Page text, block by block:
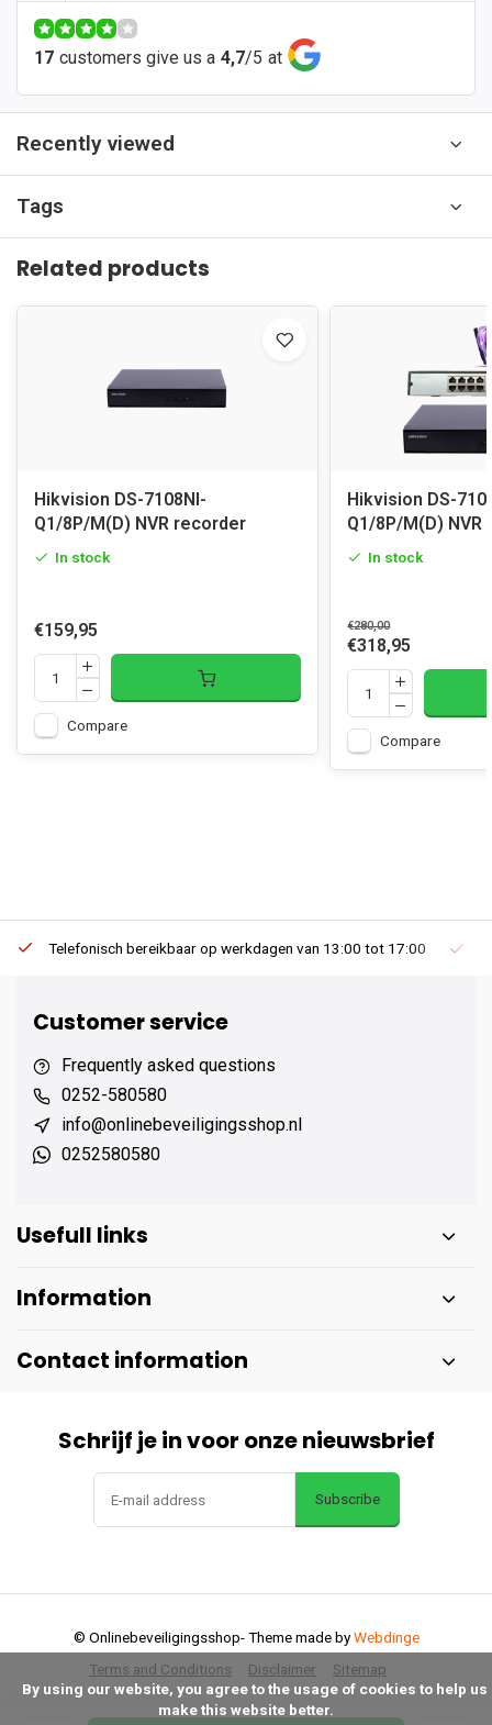
17 customers give us a 4,7/5 at
Recently viewed
Tags
Related products
Hikvision DS-7108NI-
Q1/8P/M(D) NVR recorder
In stock
€159,95
Compare
Hikvision DS-
Q1/8P/M(D)
In stock
€280,00
€318,95
Compare
Telefonisch bereikbaar op werkdagen van 13:00 tot 17:00
Customer service
Frequently asked questions
0252-580580
info@onlinebeveiligingsshop.nl
0252580580
Usefull links
Information
Contact information
Schrijf je in voor onze nieuwsbrief
Subscribe
Terms and Conditions Disclaimer Sitemap
© Onlinebeveiligingsshop- Theme made byWebdinge
make this website better.